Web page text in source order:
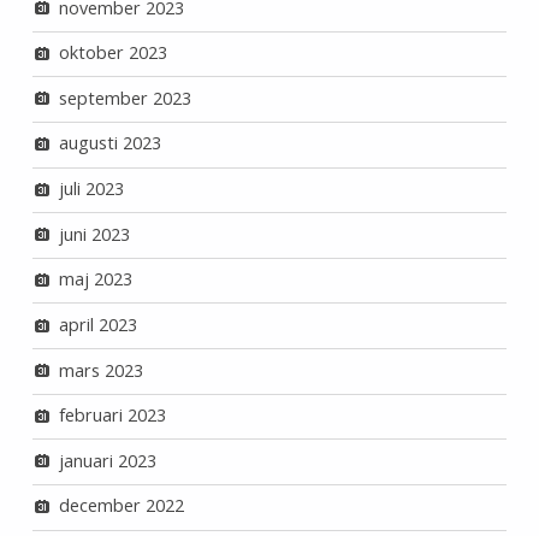
november 2023
oktober 2023
september 2023
augusti 2023
juli 2023
juni 2023
maj 2023
april 2023
mars 2023
februari 2023
januari 2023
december 2022